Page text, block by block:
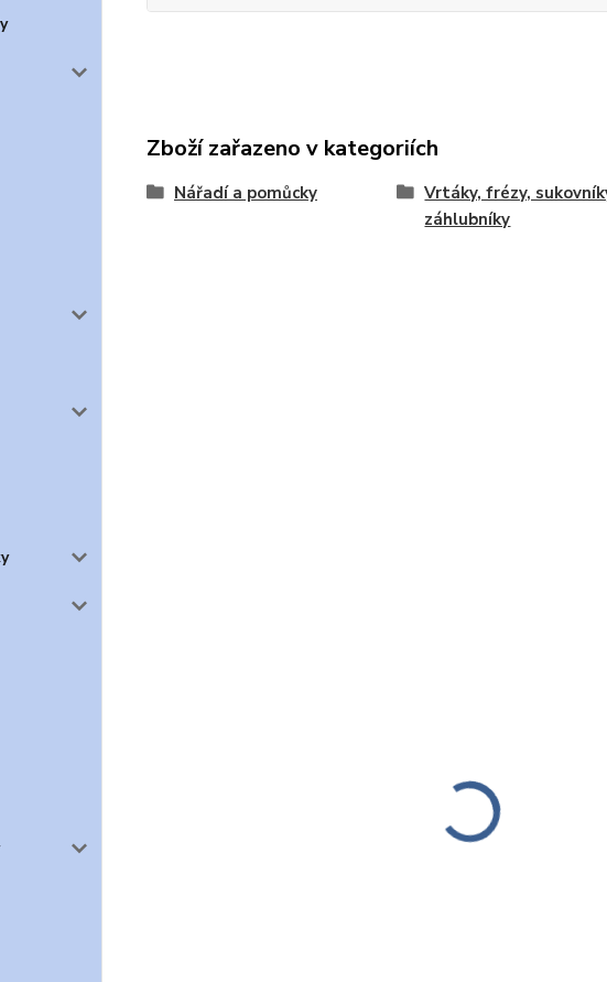
Zboží zařazeno v kategoriích
Nářadí a pomůcky
Vrtáky, frézy,
záhlubníky